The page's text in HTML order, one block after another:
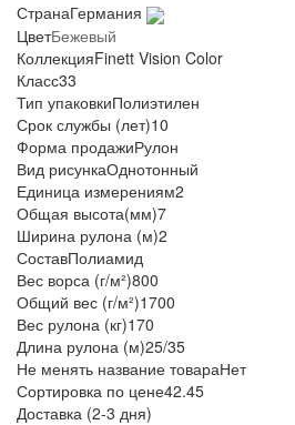
СтранаГермания
ЦветБежевый
КоллекцияFinett Vision Color
Класс33
Тип упаковкиПолиэтилен
Срок службы (лет)10
Форма продажиРулон
Вид рисункаОднотонный
Единица измерениям2
Общая высота(мм)7
Ширина рулона (м)2
СоставПолиамид
Вес ворса (г/м²)800
Общий вес (г/м²)1700
Вес рулона (кг)170
Длина рулона (м)25/35
Не менять название товараНет
Сортировка по цене42.45
Доставка (2-3 дня)